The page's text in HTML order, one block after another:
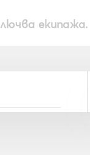
екипажа.